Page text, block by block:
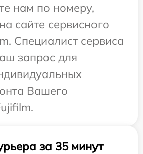
нам по номеру,
сайте сервисного
Специалист сервиса
запрос для
Вашего
за 35 минут